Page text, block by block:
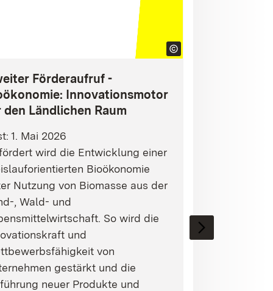
Förderaufruf -
Innovationsmotor
den Ländlichen Raum
1. Mai 2026
wird die Entwicklung einer
Bioökonomie
Nutzung von Biomasse aus der
, Wald- und
So wird die
und
von
gestärkt und die
neuer Produkte und